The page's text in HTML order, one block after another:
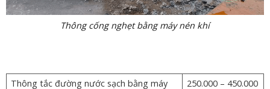
Thông cống nghẹt bằng máy nén khí
Thông tắc đường nước sạch bằng máy
250.000 – 450.000